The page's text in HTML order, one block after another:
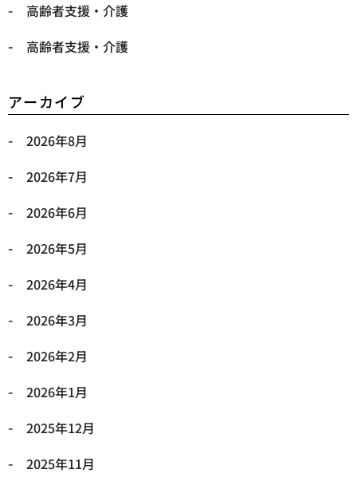
高齢者支援・介護
高齢者支援・介護
アーカイブ
2026年8月
2026年7月
2026年6月
2026年5月
2026年4月
2026年3月
2026年2月
2026年1月
2025年12月
2025年11月